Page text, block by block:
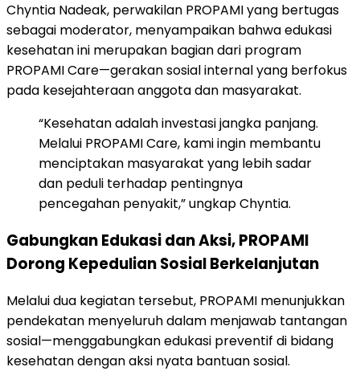
Chyntia Nadeak, perwakilan PROPAMI yang bertugas
sebagai moderator, menyampaikan bahwa edukasi
kesehatan ini merupakan bagian dari program
PROPAMI Care—gerakan sosial internal yang berfokus
pada kesejahteraan anggota dan masyarakat.
“Kesehatan adalah investasi jangka panjang.
Melalui PROPAMI Care, kami ingin membantu
menciptakan masyarakat yang lebih sadar
dan peduli terhadap pentingnya
pencegahan penyakit,” ungkap Chyntia.
Gabungkan Edukasi dan Aksi, PROPAMI
Dorong Kepedulian Sosial Berkelanjutan
Melalui dua kegiatan tersebut, PROPAMI menunjukkan
pendekatan menyeluruh dalam menjawab tantangan
sosial—menggabungkan edukasi preventif di bidang
kesehatan dengan aksi nyata bantuan sosial.